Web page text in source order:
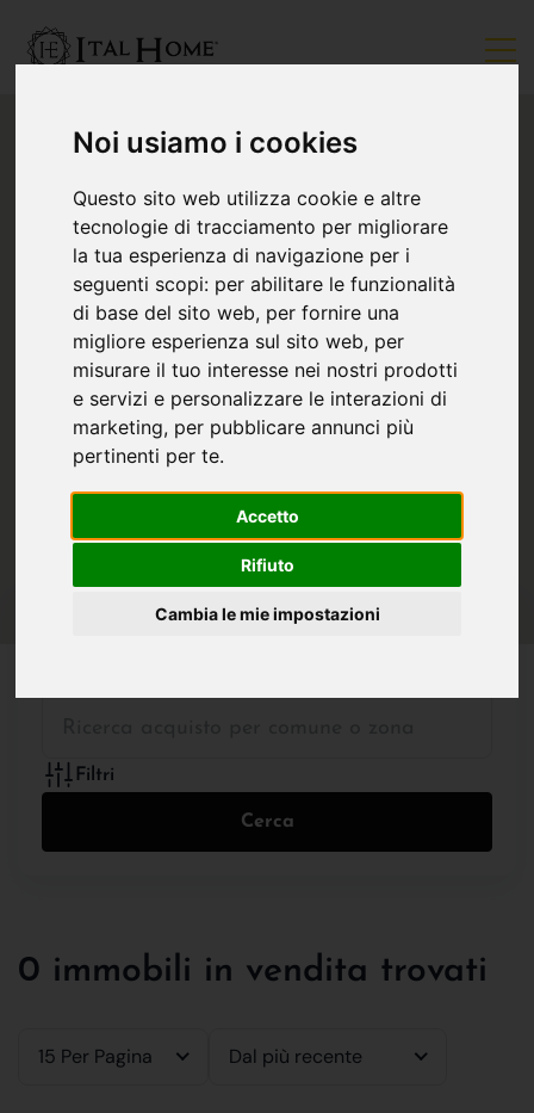
Noi usiamo i cookies
Questo sito web utilizza cookie e altre
tecnologie di tracciamento per migliorare
la tua esperienza di navigazione per i
seguenti scopi: per abilitare le funzionalità
di base del sito web, per fornire una
migliore esperienza sul sito web, per
misurare il tuo interesse nei nostri prodotti
e servizi e personalizzare le interazioni di
marketing, per pubblicare annunci più
pertinenti per te.
Accetto
Rifiuto
Cambia le mie impostazioni
Filtri
Cerca
0 immobili in vendita trovati
15 Per Pagina Dal più recente